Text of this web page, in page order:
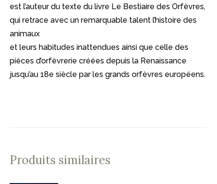
est l’auteur du texte du livre Le Bestiaire des Orfèvres,
qui retrace avec un remarquable talent l’histoire des
animaux
et leurs habitudes inattendues ainsi que celle des
pièces d’orfèvrerie créées depuis la Renaissance
jusqu’au 18e siècle par les grands orfèvres européens.
Produits similaires